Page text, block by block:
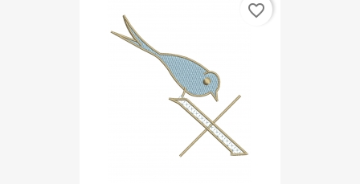
favorite_border